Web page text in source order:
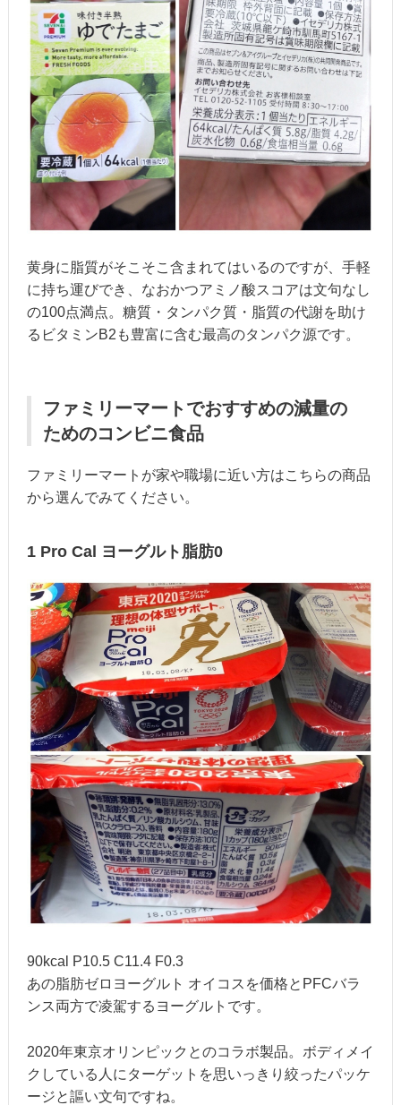
黄身に脂質がそこそこ含まれてはいるのですが、手軽
に持ち運びでき、なおかつアミノ酸スコアは文句なし
の100点満点。糖質・タンパク質・脂質の代謝を助け
るビタミンB2も豊富に含む最高のタンパク源です。
ファミリーマートでおすすめの減量の
ためのコンビニ食品
ファミリーマートが家や職場に近い方はこちらの商品
から選んでみてください。
1 Pro Cal ヨーグルト脂肪0
90kcal P10.5 C11.4 F0.3
あの脂肪ゼロヨーグルト オイコスを価格とPFCバラ
ンス両方で凌駕するヨーグルトです。
2020年東京オリンピックとのコラボ製品。ボディメイ
クしている人にターゲットを思いっきり絞ったパッケ
ージと謳い文句ですね。